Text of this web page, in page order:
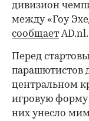
дивизион
между «Гоу
сообщает AD.nl.
Перед
парашютистов
центральном
игровую форму
них унесло